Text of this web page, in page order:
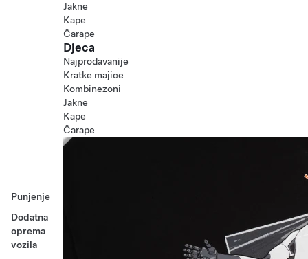
Punjenje
Dodatna
oprema
vozila
Jakne
Kape
Čarape
Djeca
Najprodavanije
Kratke majice
Kombinezoni
Jakne
Kape
Čarape